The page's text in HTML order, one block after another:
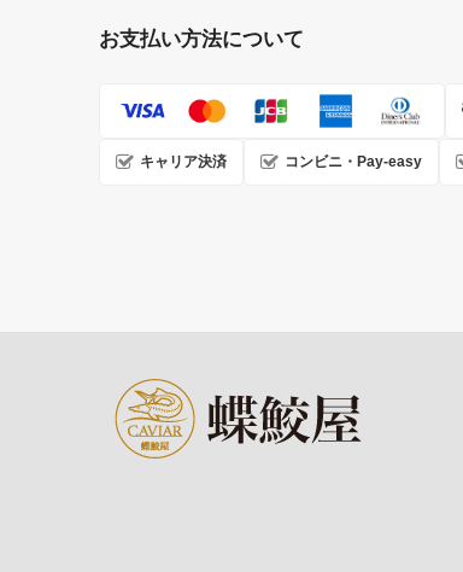
お支払い方法について
キャリア決済 コンビニ・Pay-easy